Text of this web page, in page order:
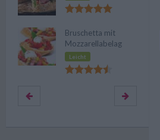
Bruschetta mit
Mozzarellabelag
Leicht